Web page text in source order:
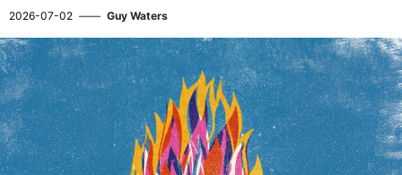
2026-07-02 —— Guy Waters